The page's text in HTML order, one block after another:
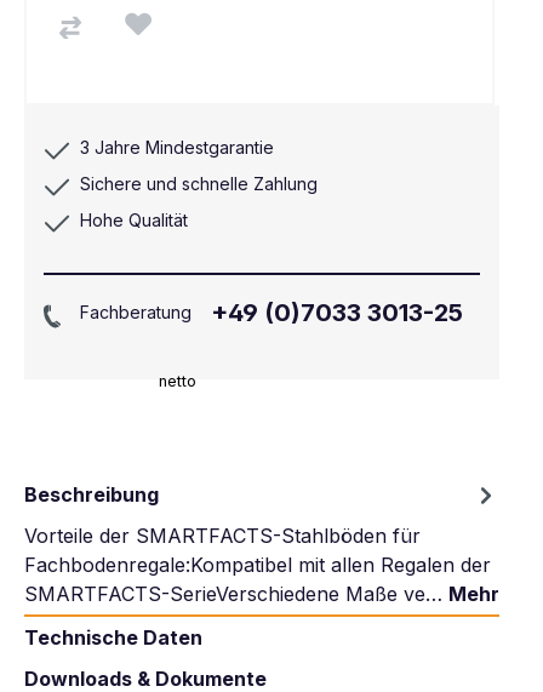
netto
3 Jahre Mindestgarantie
Sichere und schnelle Zahlung
Hohe Qualität
Fachberatung +49 (0)7033 3013-25
Beschreibung
Vorteile der SMARTFACTS-Stahlböden für
Fachbodenregale:Kompatibel mit allen Regalen der
SMARTFACTS-SerieVerschiedene Maße ve… Mehr
Technische Daten
Downloads & Dokumente